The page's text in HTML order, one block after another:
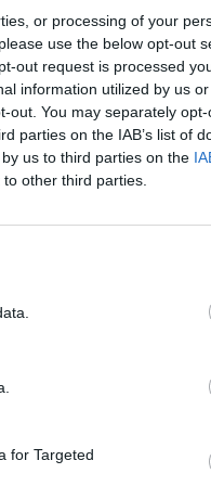
or processing of your
use the below opt-out
out request is processed
information utilized by us
out. You may separately
parties on the IAB’s list of
us to third parties on the
other third parties.
for Targeted
că nu i-a
în toată
nu la
de
încasa
Mă